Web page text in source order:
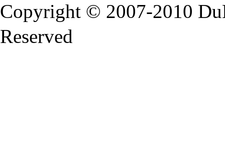
Copyright © 2007-2010
Reserved